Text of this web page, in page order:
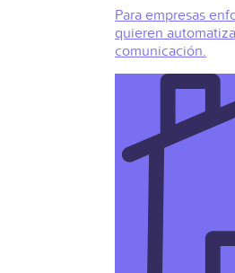
Para empresas
quieren
comunicación.